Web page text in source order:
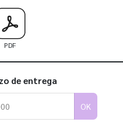
PDF
de entrega
OK